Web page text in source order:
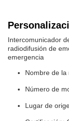
Intercomunicador
radiodifusión de
emergencia
Nombre de la
Número de
Lugar de